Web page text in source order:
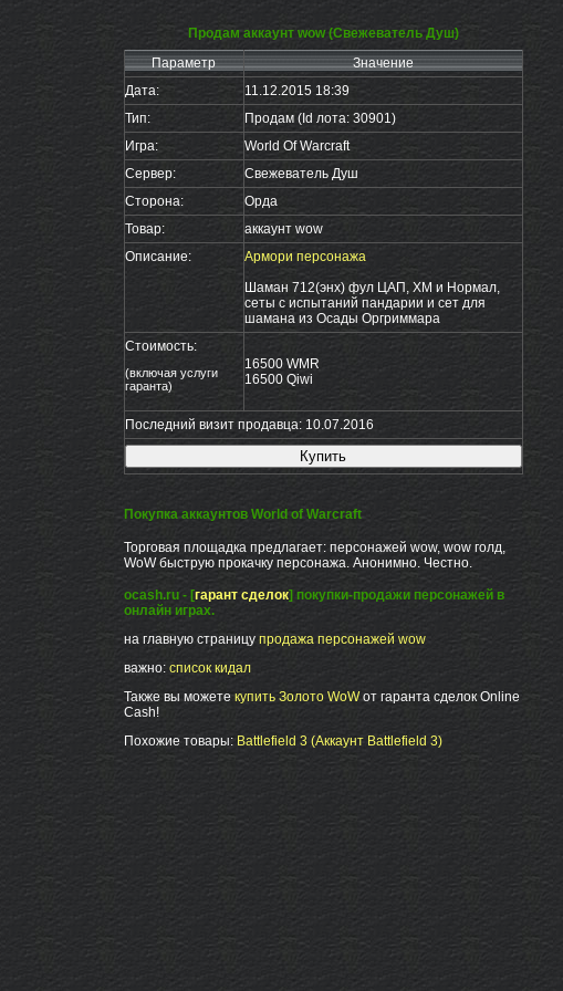
Продам аккаунт wow (Свежеватель Душ)
Параметр
Значение
Дата:
11.12.2015 18:39
Тип:
Продам (Id лота: 30901)
Игра:
World Of Warcraft
Сервер:
Свежеватель Душ
Сторона:
Орда
Товар:
аккаунт wow
Описание:
Армори персонажа
Шаман 712(энх) фул ЦАП, ХМ и Нормал,
сеты с испытаний пандарии и сет для
шамана из Осады Оргриммара
Стоимость:
(включая услуги
гаранта)
16500 WMR
16500 Qiwi
Последний визит продавца: 10.07.2016
Покупка аккаунтов World of Warcraft
Торговая площадка предлагает: персонажей wow, wow голд,
WoW быструю прокачку персонажа. Анонимно. Честно.
ocash.ru - [гарант сделок] покупки-продажи персонажей в
онлайн играх.
на главную страницу продажа персонажей wow
важно: список кидал
Также вы можетекупить Золото WoWот гаранта сделок Online
Cash!
Похожие товары: Battlefield 3 (Аккаунт Battlefield 3)